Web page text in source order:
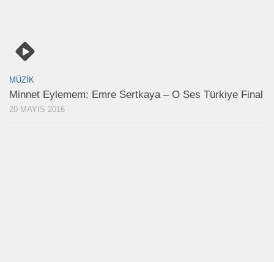
MÜZIK
Minnet Eylemem: Emre Sertkaya – O Ses Türkiye Final
20 MAYIS 2016